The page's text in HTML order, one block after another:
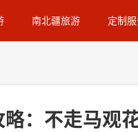
南北疆旅游 定制
：不走马观